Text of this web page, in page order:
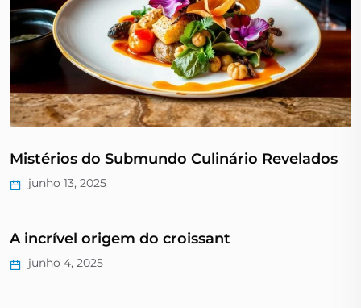
Mistérios do Submundo Culinário Revelados
junho 13, 2025
A incrível origem do croissant
junho 4, 2025